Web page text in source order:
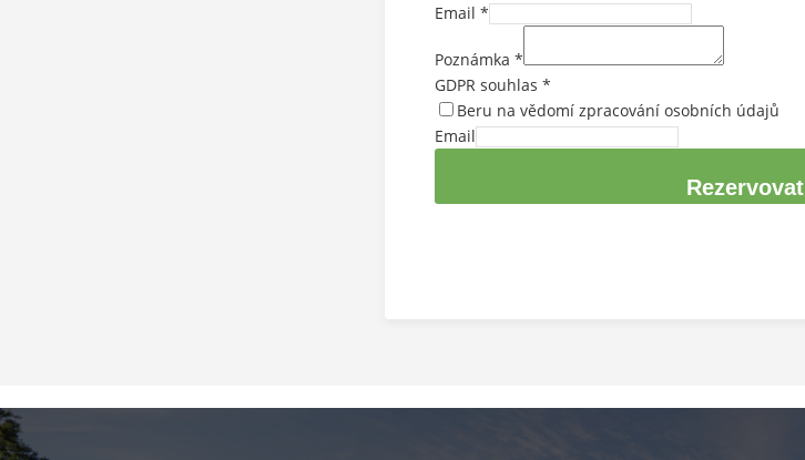
Email *
Poznámka *
GDPR souhlas *
Beru na vědomí zpracování osobních údajů
Email
Rezervovat